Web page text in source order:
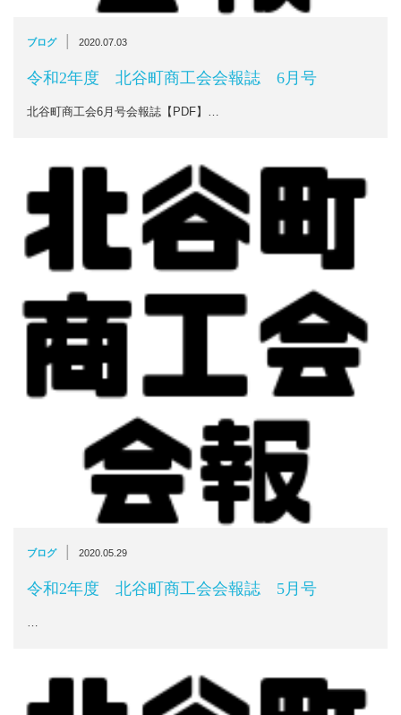
ブログ | 2020.07.03
令和2年度 北谷町商工会会報誌 6月号
北谷町商工会6月号会報誌【PDF】…
ブログ 2020.05.29
令和2年度 北谷町商工会会報誌 5月号
…